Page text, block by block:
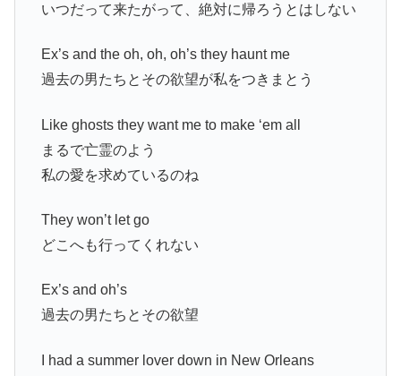
いつだって来たがって、絶対に帰ろうとはしない
Ex’s and the oh, oh, oh’s they haunt me
過去の男たちとその欲望が私をつきまとう
Like ghosts they want me to make ‘em all
まるで亡霊のよう
私の愛を求めているのね
They won’t let go
どこへも行ってくれない
Ex’s and oh’s
過去の男たちとその欲望
I had a summer lover down in New Orleans